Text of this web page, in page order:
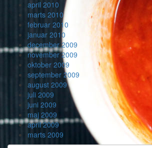
april 2010
marts 2010
februar 2010
januar 2010
december 2009
november 2009
oktober 2009
september 2009
august 2009
juli 2009
juni 2009
maj 2009
april 2009
marts 2009